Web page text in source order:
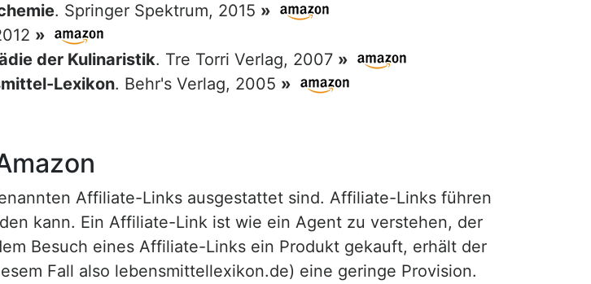
. Springer Spektrum, 2015 »
»
der Kulinaristik. Tre Torri Verlag, 2007 »
Lexikon. Behr's Verlag, 2005 »
Affiliate-Links ausgestattet sind. Affiliate-Links führen
kann. Ein Affiliate-Link ist wie ein Agent zu verstehen, der
Besuch eines Affiliate-Links ein Produkt gekauft, erhält der
Fall also lebensmittellexikon.de) eine geringe Provision.